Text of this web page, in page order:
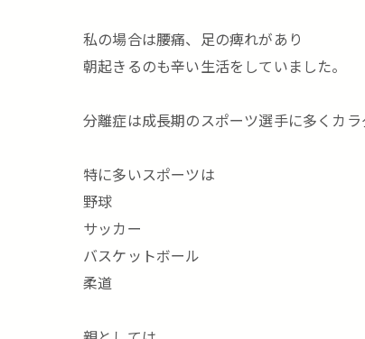
私の場合は腰痛、足の痺れがあり
朝起きるのも辛い生活をしていました。
分離症は成長期のスポーツ選手に多くカ
特に多いスポーツは
野球
サッカー
バスケットボール
柔道